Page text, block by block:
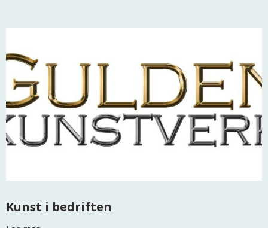
Kunst i bedriften